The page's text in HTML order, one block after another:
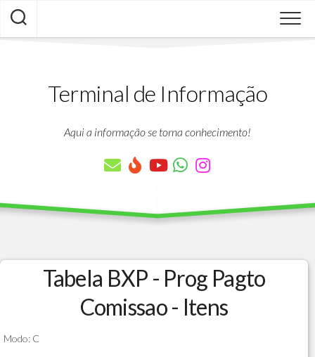
Skip
content
Terminal de Informação
Aqui a informação se torna conhecimento!
Tabela BXP - Prog Pagto
Comissao - Itens
Modo: C